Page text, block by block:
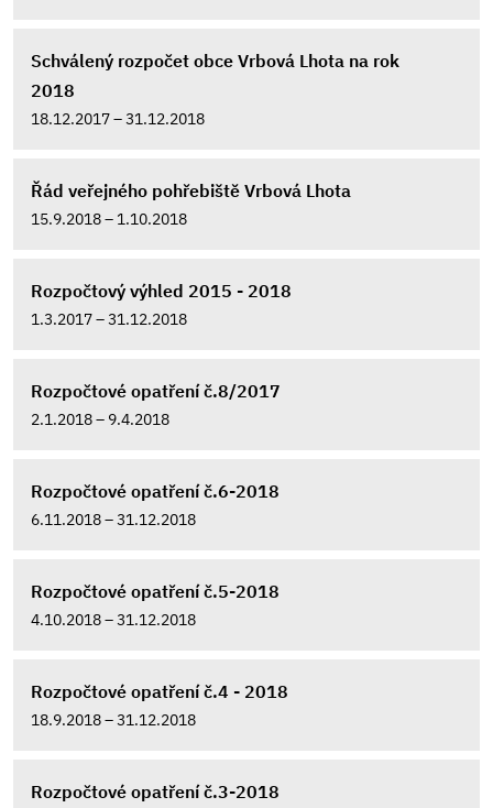
Schválený rozpočet obce Vrbová Lhota na rok
2018
18.12.2017 – 31.12.2018
Řád veřejného pohřebiště Vrbová Lhota
15.9.2018 – 1.10.2018
Rozpočtový výhled 2015 - 2018
1.3.2017 – 31.12.2018
Rozpočtové opatření č.8/2017
2.1.2018 – 9.4.2018
Rozpočtové opatření č.6-2018
6.11.2018 – 31.12.2018
Rozpočtové opatření č.5-2018
4.10.2018 – 31.12.2018
Rozpočtové opatření č.4 - 2018
18.9.2018 – 31.12.2018
Rozpočtové opatření č.3-2018